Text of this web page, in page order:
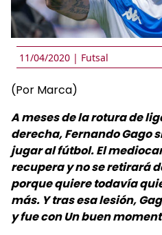
11/04/2020 | Futsal
(Por Marca)
A meses de la rotura de
derecha, Fernando Gago
jugar al fútbol. El
recupera y no se retirará
porque quiere todavía
más. Y tras esa lesión,
y fue con Un buen